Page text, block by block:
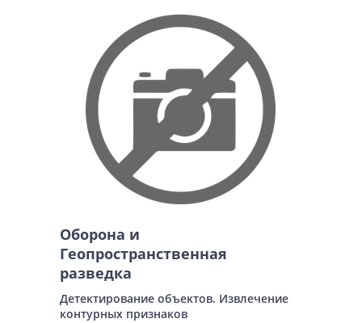
Оборона и
Геопространственная
разведка
Детектирование объектов. Извлечение
контурных признаков